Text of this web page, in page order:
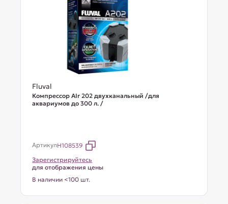
Fluval
Компрессор AIr 202 двухканальный /для
аквариумов до 300 л. /
АртикулH108539
Зарегистрируйтесь
для отображения цены
В наличии <100 шт.